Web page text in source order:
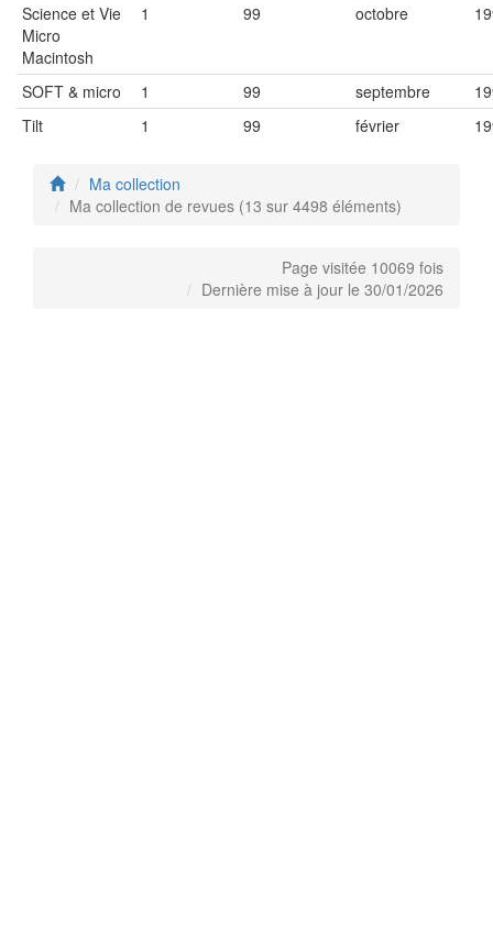
Science et Vie
Micro
Macintosh
1 99 octobre
SOFT & micro 1 99 septembre
Tilt
1 99 février
Ma collection
Ma collection de revues (13 sur 4498 éléments)
Page visitée 10069 fois
Dernière mise à jour le 30/01/2026